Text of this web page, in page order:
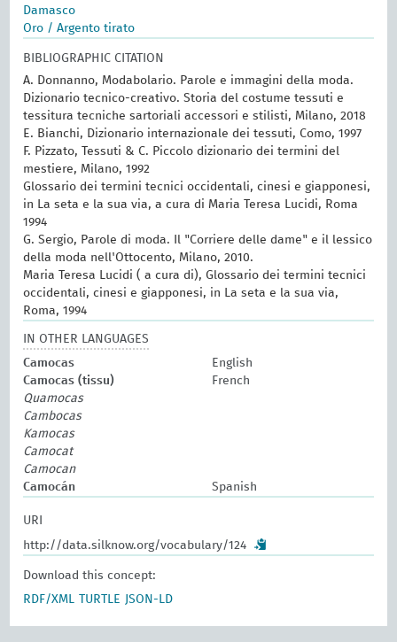
Damasco
Oro / Argento tirato
BIBLIOGRAPHIC CITATION
A. Donnanno, Modabolario. Parole e immagini della moda.
Dizionario tecnico-creativo. Storia del costume tessuti e
tessitura tecniche sartoriali accessori e stilisti, Milano, 2018
E. Bianchi, Dizionario internazionale dei tessuti, Como, 1997
F. Pizzato, Tessuti & C. Piccolo dizionario dei termini del
mestiere, Milano, 1992
Glossario dei termini tecnici occidentali, cinesi e giapponesi,
in La seta e la sua via, a cura di Maria Teresa Lucidi, Roma
1994
G. Sergio, Parole di moda. Il "Corriere delle dame" e il lessico
della moda nell'Ottocento, Milano, 2010.
Maria Teresa Lucidi ( a cura di), Glossario dei termini tecnici
occidentali, cinesi e giapponesi, in La seta e la sua via,
Roma, 1994
IN OTHER LANGUAGES
Camocas
English
Camocas (tissu)
French
Quamocas
Cambocas
Kamocas
Camocat
Camocan
Camocán
Spanish
URI
http://data.silknow.org/vocabulary/124
Download this concept:
RDF/XML
TURTLE JSON-LD